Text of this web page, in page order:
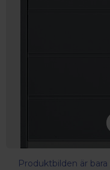
Produktbilden är